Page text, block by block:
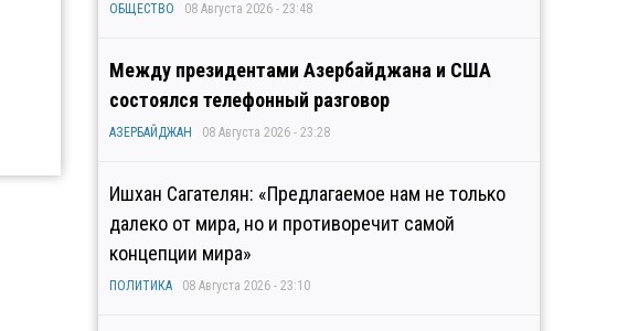
ОБЩЕСТВО 08 Августа 2026 - 23:48
Между президентами Азербайджана и США
состоялся телефонный разговор
АЗЕРБАЙДЖАН 08 Августа 2026 - 23:28
Ишхан Сагателян: «Предлагаемое нам не только
далеко от мира, но и противоречит самой
концепции мира»
ПОЛИТИКА 08 Августа 2026 - 23:10